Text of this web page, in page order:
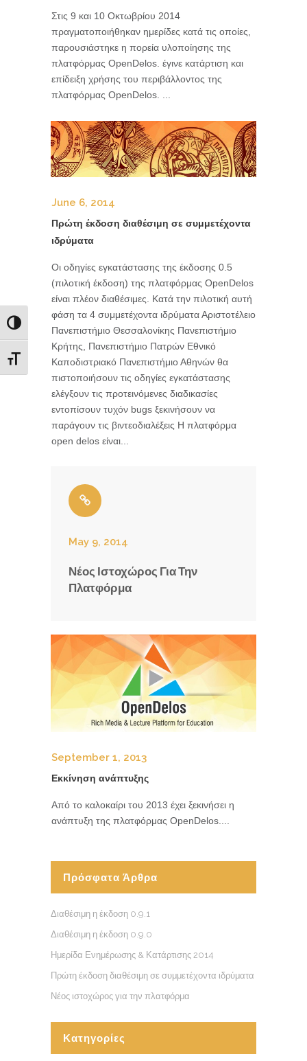
Toggle High Contrast
Toggle Font size
Στις 9 και 10 Οκτωβρίου 2014
πραγματοποιήθηκαν ημερίδες κατά τις οποίες,
παρουσιάστηκε η πορεία υλοποίησης της
πλατφόρμας OpenDelos. έγινε κατάρτιση και
επίδειξη χρήσης του περιβάλλοντος της
πλατφόρμας OpenDelos. ...
June 6, 2014
Πρώτη έκδοση διαθέσιμη σε συμμετέχοντα
ιδρύματα
Οι οδηγίες εγκατάστασης της έκδοσης 0.5
(πιλοτική έκδοση) της πλατφόρμας OpenDelos
είναι πλέον διαθέσιμες. Κατά την πιλοτική αυτή
φάση τα 4 συμμετέχοντα ιδρύματα Αριστοτέλειο
Πανεπιστήμιο Θεσσαλονίκης Πανεπιστήμιο
Κρήτης, Πανεπιστήμιο Πατρών Εθνικό
Καποδιστριακό Πανεπιστήμιο Αθηνών θα
πιστοποιήσουν τις οδηγίες εγκατάστασης
ελέγξουν τις προτεινόμενες διαδικασίες
εντοπίσουν τυχόν bugs ξεκινήσουν να
παράγουν τις βιντεοδιαλέξεις H πλατφόρμα
open delos είναι...
May 9, 2014
Νέος Ιστοχώρος Για Την
Πλατφόρμα
September 1, 2013
Εκκίνηση ανάπτυξης
Από το καλοκαίρι του 2013 έχει ξεκινήσει η
ανάπτυξη της πλατφόρμας OpenDelos....
Πρόσφατα Άρθρα
Διαθέσιμη η έκδοση 0.9.1
Διαθέσιμη η έκδοση 0.9.0
Ημερίδα Ενημέρωσης & Κατάρτισης 2014
Πρώτη έκδοση διαθέσιμη σε συμμετέχοντα ιδρύματα
Νέος ιστοχώρος για την πλατφόρμα
Κατηγορίες